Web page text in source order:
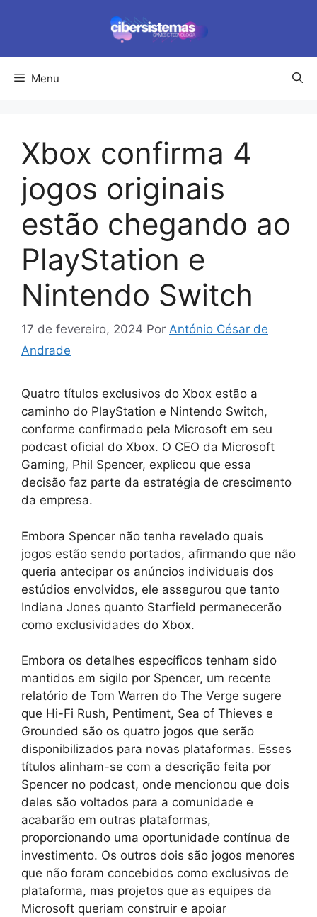
conteúdo
Menu
Xbox confirma 4
jogos originais
estão chegando ao
PlayStation e
Nintendo Switch
17 de fevereiro, 2024 Por António César de
Andrade
Quatro títulos exclusivos do Xbox estão a
caminho do PlayStation e Nintendo Switch,
conforme confirmado pela Microsoft em seu
podcast oficial do Xbox. O CEO da Microsoft
Gaming, Phil Spencer, explicou que essa
decisão faz parte da estratégia de crescimento
da empresa.
Embora Spencer não tenha revelado quais
jogos estão sendo portados, afirmando que não
queria antecipar os anúncios individuais dos
estúdios envolvidos, ele assegurou que tanto
Indiana Jones quanto Starfield permanecerão
como exclusividades do Xbox.
Embora os detalhes específicos tenham sido
mantidos em sigilo por Spencer, um recente
relatório de Tom Warren do The Verge sugere
que Hi-Fi Rush, Pentiment, Sea of Thieves e
Grounded são os quatro jogos que serão
disponibilizados para novas plataformas. Esses
títulos alinham-se com a descrição feita por
Spencer no podcast, onde mencionou que dois
deles são voltados para a comunidade e
acabarão em outras plataformas,
proporcionando uma oportunidade contínua de
investimento. Os outros dois são jogos menores
que não foram concebidos como exclusivos de
plataforma, mas projetos que as equipes da
Microsoft queriam construir e apoiar